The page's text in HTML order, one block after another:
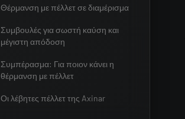
Θέρμανση με πέλλετ σε διαμέρισμα
Συμβουλές για σωστή καύση και
μέγιστη απόδοση
Συμπέρασμα: Για ποιον κάνει η
θέρμανση με πέλλετ
Οι λέβητες πέλλετ της Axinar